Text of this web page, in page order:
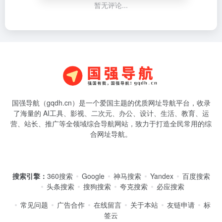
暂无评论...
国强导航（gqdh.cn）是一个爱国主题的优质网址导航平台，收录
了海量的 AI工具、影视、二次元、办公、设计、生活、教育、运
营、站长、推广等全领域综合导航网站，致力于打造全民常用的综
合网址导航。
搜索引擎： 360搜索 Google 神马搜索 Yandex
百度搜索
头条搜索
搜狗搜索 夸克搜索
必应搜索
常见问题
广告合作 在线留言 关于本站 友链申请
标
签云